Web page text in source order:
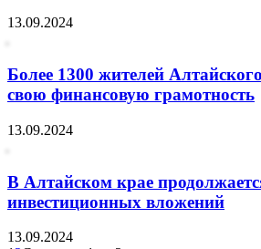
13.09.2024
Более 1300 жителей
свою финансовую грамотность
13.09.2024
В Алтайском крае
инвестиционных вложений
13.09.2024